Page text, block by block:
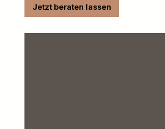
Jetzt beraten lassen